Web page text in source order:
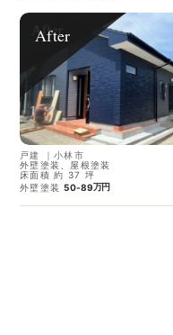
After
戸建 ｜小林市
外壁塗装、屋根塗装
床面積 約 37 坪
外壁塗装 50-89万円